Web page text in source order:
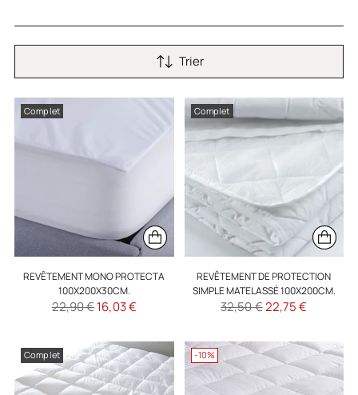
Trier
Complet
REVÊTEMENT MONO PROTECTA
100X200X30CM.
Prix
22,90 €16,03 €
Complet
REVÊTEMENT DE PROTECTION
SIMPLE MATELASSÉ 100X200CM.
Prix
32,50 €22,75 €
Complet -10%